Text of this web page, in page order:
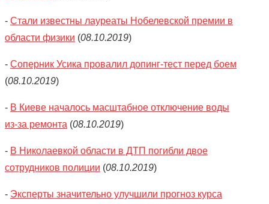
- Стали известны лауреаты Нобелевской премии в
области физики (08.10.2019)
- Соперник Усика провалил допинг-тест перед боем
(08.10.2019)
- В Киеве началось масштабное отключение воды
из-за ремонта (08.10.2019)
- В Николаевкой области в ДТП погибли двое
сотрудников полиции (08.10.2019)
- Эксперты значительно улучшили прогноз курса